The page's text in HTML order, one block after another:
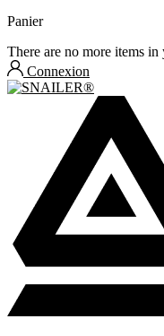
Panier
There are no more items in
Connexion